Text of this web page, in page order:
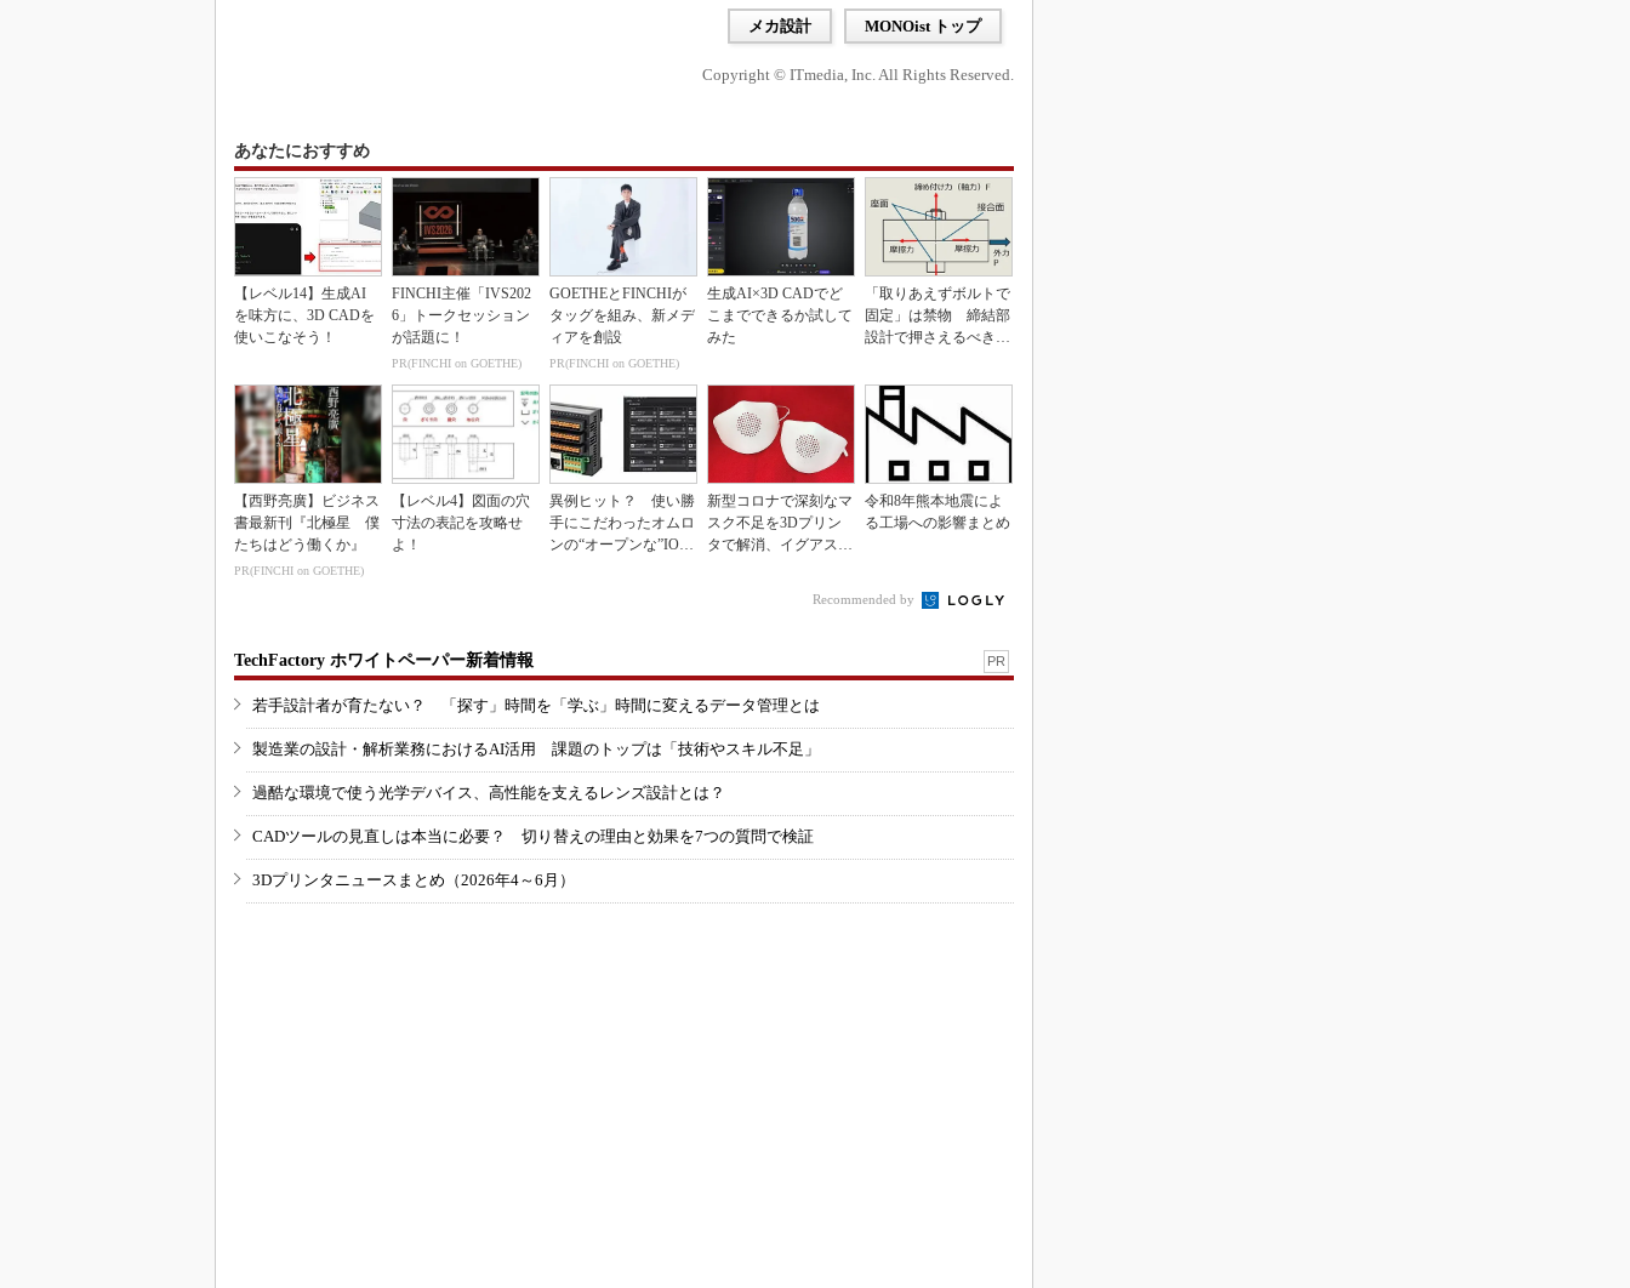
メカ設計 MONOist トップ
Copyright © ITmedia, Inc. All Rights Reserved.
あなたにおすすめ
【レベル14】生成AI
を味方に、3D CADを
使いこなそう！
FINCHI主催「IVS202
6」トークセッション
が話題に！
PR(FINCHI on GOETHE)
GOETHEとFINCHIが
タッグを組み、新メデ
ィアを創設
PR(FINCHI on GOETHE)
生成AI×3D CADでど
こまでできるか試して
みた
「取りあえずボルトで
固定」は禁物 締結部
設計で押さえるべき基
【西野亮廣】ビジネス
書最新刊『北極星 僕
たちはどう働くか』
PR(FINCHI on GOETHE)
【レベル4】図面の穴
寸法の表記を攻略せ
よ！
異例ヒット？ 使い勝
手にこだわったオムロ
ンの“オープンな”IO-L
新型コロナで深刻なマ
スク不足を3Dプリン
タで解消、イグアスが
令和8年熊本地震によ
る工場への影響まとめ
Recommended by
TechFactory ホワイトペーパー新着情報 PR
若手設計者が育たない？ 「探す」時間を「学ぶ」時間に変えるデータ管理とは
製造業の設計・解析業務におけるAI活用 課題のトップは「技術やスキル不足」
過酷な環境で使う光学デバイス、高性能を支えるレンズ設計とは？
CADツールの見直しは本当に必要？ 切り替えの理由と効果を7つの質問で検証
3Dプリンタニュースまとめ（2026年4～6月）